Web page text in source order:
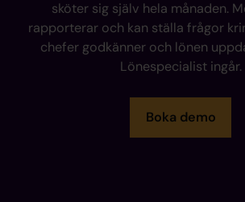
sköter sig själv hela månaden.
rapporterar och kan ställa frågor
chefer godkänner och lönen
Lönespecialist ingår.
Boka demo